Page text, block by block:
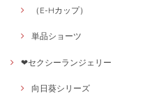
（E-Hカップ）
単品ショーツ
❤セクシーランジェリー
向日葵シリーズ